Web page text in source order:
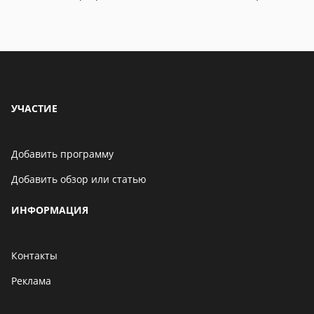
Бенчмарк AnTuTu
06 мая 2021
УЧАСТИЕ
Добавить программу
Добавить обзор или статью
ИНФОРМАЦИЯ
Контакты
Реклама